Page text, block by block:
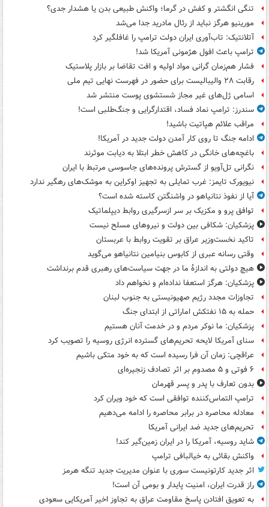
تنگی انگشتر و کفش در گرما؛ واکنش طبیعی بدن یا هشدار جدی؟
مورینیو هرگز نباید از رئال مادرید جدا می‌شد
آتلانتیک: تاب‌آوری ایران دولت ترامپ را غافلگیر کرد
ترامپ باعث افول هژمونی آمریکا شد!
فشار هم‌زمان گرانی مواد اولیه و افت تقاضا بر بازار پلاستیک
رقابت ۲۸ والیبالیست برای حضور در فهرست نهایی تیم ملی
اسامی ژل‌های غیر مجاز شستشوی پوست منتشر شد
سندرز: ترامپ نماد فساد، اقتدارگرایی و جنگ‌طلبی است!
مراقب علائم هپاتیت باشید!
ادامه جنگ تا روی کار آمدن دولت جدید در آمریکا!
باغچه‌های خانگی در کاهش خطر ابتلا به دیابت موثرند
نگرانی تل‌آویو از گسترش پرونده‌های جاسوسی مرتبط با ایران
نیویورک تایمز: غرب تمایلی به تجهیز اوکراین به موشک‌های رهگیر ندارد
آیا از نفوذ نتانیاهو در واشنگتن کاسته شده است؟
توافق پرو و مکزیک بر سر ازسرگیری روابط دیپلماتیک
پزشکیان: شکافی بین دولت و نیروهای مسلح نیست
تاکید نخست‌وزیر عراق بر تقویت روابط با عربستان
وقتی رسانه عبری از کابوس بنیامین نتانیاهو می‌گوید
هیچ دولتی به اندازۀ ما در جهت سیاست‌های رهبری قدم برنداشت
پزشکیان: هرگز استعفا نداده‌ام و نخواهم داد
تجاوزات مجدد رژیم صهیونیستی به جنوب لبنان
حمله به ۱۵ نفتکش‌ اماراتی از ابتدای جنگ
پزشکیان: ما نوکر مردم و در خدمت آنان هستیم
سنای آمریکا لایحه تحریم‌های گسترده انرژی روسیه را تصویب کرد
عراقچی: زمان آن فرا رسیده است که به خود متکی باشیم
۶ فوتی و ۵ مصدوم بر اثر تصادف زنجیره‌ای
بدون تعارف با پدر و پسر قهرمان
ترامپ التماس‌کننده توافقی است که خود ویران کرد
معادله محاصره در برابر محاصره را ادامه می‌دهیم
تحریم‌های جدید ضد ایرانی آمریکا
شاید روسیه، آمریکا را در ایران زمین‌گیر کند!
واکنش بقائی به خیالبافی ترامپ
اثر جدید کارتونیست سوری با عنوان مدیریت جدید تنگه هرمز
راز قدرت ایران، امنیت پایدار و بومی آن است!
به تعویق افتادن پاسخ مقاومت عراق به تجاوز اخیر آمریکایی سعودی